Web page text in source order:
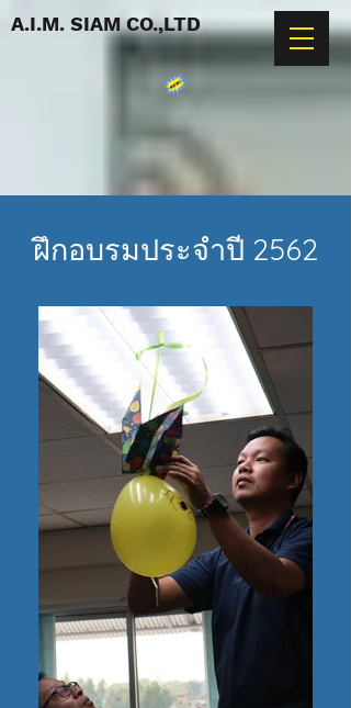
A.I.M. SIAM CO.,LTD
ฝึกอบรมประจำปี 2562